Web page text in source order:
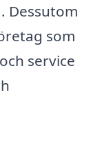
Dessutom
som
service